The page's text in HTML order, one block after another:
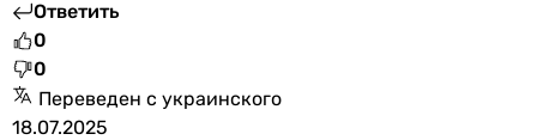
Ответить
0
0
Переведен с украинского
18.07.2025